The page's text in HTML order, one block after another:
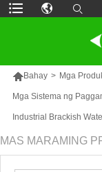
Bahay > Mga
Mga Sistema ng
Industrial Brackish
MAS MARAMING